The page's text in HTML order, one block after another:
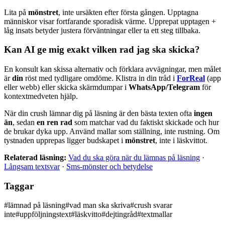
Lita på mönstret, inte ursäkten efter första gången. Upptagna
människor visar fortfarande sporadisk värme. Upprepat upptagen +
låg insats betyder justera förväntningar eller ta ett steg tillbaka.
Kan AI ge mig exakt vilken rad jag ska skicka?
En konsult kan skissa alternativ och förklara avvägningar, men målet
ärdin röst med tydligare omdöme. Klistra in din tråd i ForReal (app
eller webb) eller skicka skärmdumpar i WhatsApp/Telegram för
kontextmedveten hjälp.
När din crush lämnar dig på läsning är den bästa texten ofta ingen
än, sedan en ren rad som matchar vad du faktiskt skickade och hur
de brukar dyka upp. Använd mallar som ställning, inte rustning. Om
tystnaden upprepas ligger budskapet i mönstret, inte i läskvittot.
Relaterad läsning: Vad du ska göra när du lämnas på läsning ·
Långsam textsvar· Sms-mönster och betydelse
Taggar
#lämnad på läsning#vad man ska skriva#crush svarar
inte#uppföljningstext#läskvitto#dejtingråd#textmallar